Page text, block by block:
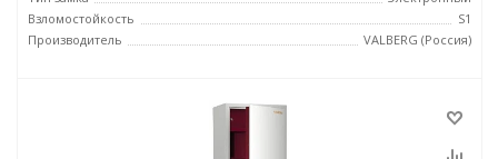
Взломостойкость
S1
Производитель
VALBERG (Россия)